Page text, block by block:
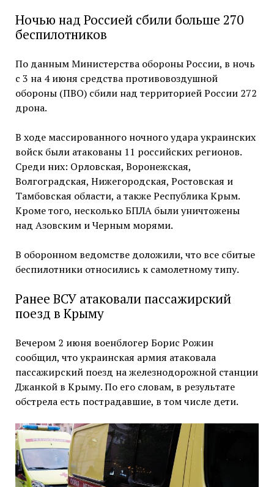
Ночью над Россией сбили больше 270
беспилотников
По данным Министерства обороны России, в ночь
с 3 на 4 июня средства противовоздушной
обороны (ПВО) сбили над территорией России 272
дрона.
В ходе массированного ночного удара украинских
войск были атакованы 11 российских регионов.
Среди них: Орловская, Воронежская,
Волгоградская, Нижегородская, Ростовская и
Тамбовская области, а также Республика Крым.
Кроме того, несколько БПЛА были уничтожены
над Азовским и Черным морями.
В оборонном ведомстве доложили, что все сбитые
беспилотники относились к самолетному типу.
Ранее ВСУ атаковали пассажирский
поезд в Крыму
Вечером 2 июня военблогер Борис Рожин
сообщил, что украинская армия атаковала
пассажирский поезд на железнодорожной станции
Джанкой в Крыму. По его словам, в результате
обстрела есть пострадавшие, в том числе дети.